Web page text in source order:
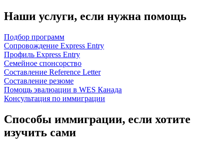
Наши услуги, если нужна помощь
Подбор программ
Сопровождение Express Entry
Профиль Express Entry
Семейное спонсорство
Составление Reference Letter
Составление резюме
Помощь эвалюации в WES Канада
Консультация по иммиграции
Способы иммиграции, если хотите
изучить сами